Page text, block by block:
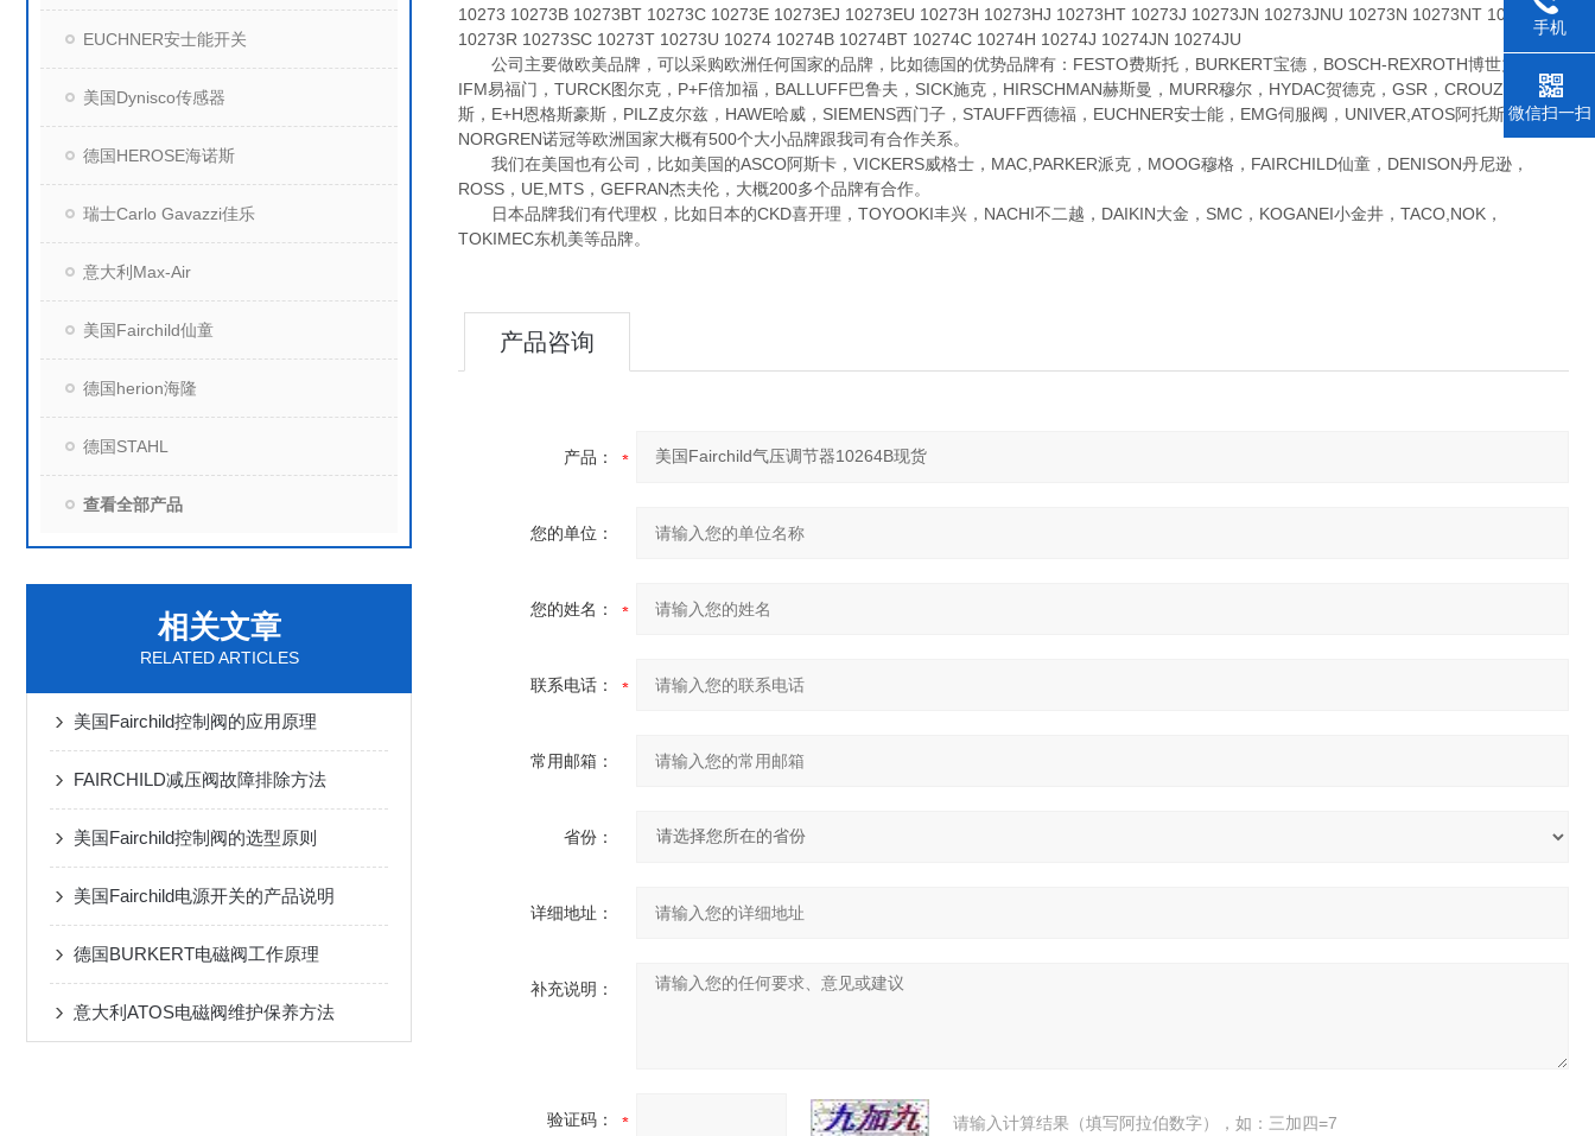
EUCHNER安士能开关
美国Dynisco传感器
德国HEROSE海诺斯
瑞士Carlo Gavazzi佳乐
意大利Max-Air
美国Fairchild仙童
德国herion海隆
德国STAHL
查看全部产品
相关文章
RELATED ARTICLES
美国Fairchild控制阀的应用原理
FAIRCHILD减压阀故障排除方法
美国Fairchild控制阀的选型原则
美国Fairchild电源开关的产品说明
德国BURKERT电磁阀工作原理
意大利ATOS电磁阀维护保养方法
10273 10273B 10273BT 10273C 10273E 10273EJ 10273EU 10273H 10273HJ 10273HT 10273J 10273JN 10273JNU 10273N 10273NT 10273NU
10273R 10273SC 10273T 10273U 10274 10274B 10274BT 10274C 10274H 10274J 10274JN 10274JU
公司主要做欧美品牌，可以采购欧洲任何国家的品牌，比如德国的优势品牌有：FESTO费斯托，BURKERT宝德，BOSCH-REXROTH博世力士乐，
IFM易福门，TURCK图尔克，P+F倍加福，BALLUFF巴鲁夫，SICK施克，HIRSCHMAN赫斯曼，MURR穆尔，HYDAC贺德克，GSR，CROUZET高诺
斯，E+H恩格斯豪斯，PILZ皮尔兹，HAWE哈威，SIEMENS西门子，STAUFF西德福，EUCHNER安士能，EMG伺服阀，UNIVER,ATOS阿托斯，
NORGREN诺冠等欧洲国家大概有500个大小品牌跟我司有合作关系。
我们在美国也有公司，比如美国的ASCO阿斯卡，VICKERS威格士，MAC,PARKER派克，MOOG穆格，FAIRCHILD仙童，DENISON丹尼逊，
ROSS，UE,MTS，GEFRAN杰夫伦，大概200多个品牌有合作。
日本品牌我们有代理权，比如日本的CKD喜开理，TOYOOKI丰兴，NACHI不二越，DAIKIN大金，SMC，KOGANEI小金井，TACO,NOK，
TOKIMEC东机美等品牌。
产品咨询
产品：
您的单位：
您的姓名：
联系电话：
常用邮箱：
省份：
详细地址：
补充说明：
验证码： 请输入计算结果（填写阿拉伯数字），如：三加四=7
手机
微信扫一扫